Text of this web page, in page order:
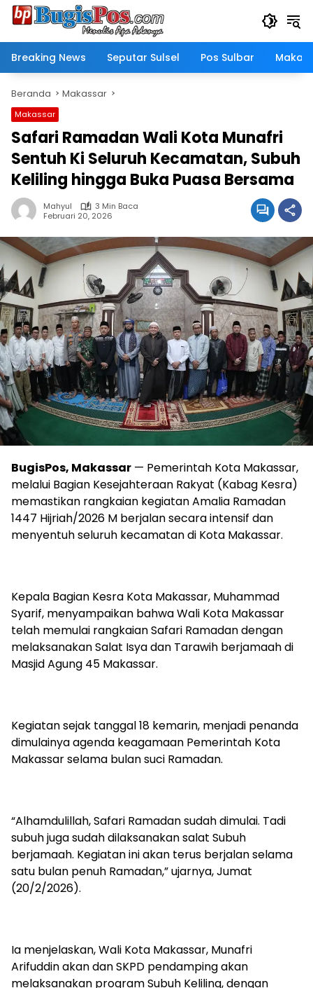
Langsung
Breaking News
Seputar Sulsel Pos Sulbar
Beranda Makassar
Makassar
Safari Ramadan Wali Kota Munafri
Sentuh Ki Seluruh Kecamatan, Subuh
Keliling hingga Buka Puasa Bersama
Mahyul
3 Min Baca
Februari 20, 2026
BugisPos, Makassar — Pemerintah Kota Makassar,
melalui Bagian Kesejahteraan Rakyat (Kabag Kesra)
memastikan rangkaian kegiatan Amalia Ramadan
1447 Hijriah/2026 M berjalan secara intensif dan
menyentuh seluruh kecamatan di Kota Makassar.
Kepala Bagian Kesra Kota Makassar, Muhammad
Syarif, menyampaikan bahwa Wali Kota Makassar
telah memulai rangkaian Safari Ramadan dengan
melaksanakan Salat Isya dan Tarawih berjamaah di
Masjid Agung 45 Makassar.
Kegiatan sejak tanggal 18 kemarin, menjadi penanda
dimulainya agenda keagamaan Pemerintah Kota
Makassar selama bulan suci Ramadan.
“Alhamdulillah, Safari Ramadan sudah dimulai. Tadi
subuh juga sudah dilaksanakan salat Subuh
berjamaah. Kegiatan ini akan terus berjalan selama
satu bulan penuh Ramadan,” ujarnya, Jumat
(20/2/2026).
Ia menjelaskan, Wali Kota Makassar, Munafri
Arifuddin akan dan SKPD pendamping akan
melaksanakan program Subuh Keliling, dengan